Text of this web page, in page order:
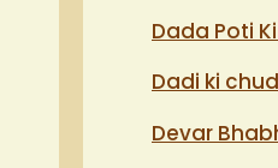
Dada Poti
Dadi ki
Devar